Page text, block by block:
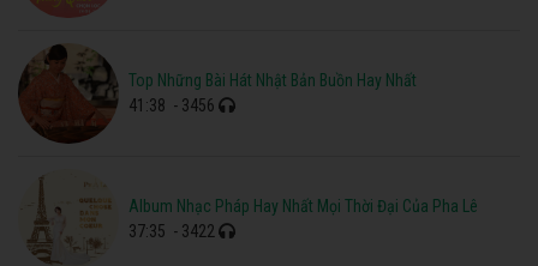
Top Những Bài Hát Nhật Bản Buồn Hay Nhất
41:38 - 3456
Album Nhạc Pháp Hay Nhất Mọi Thời Đại Của Pha Lê
37:35 - 3422